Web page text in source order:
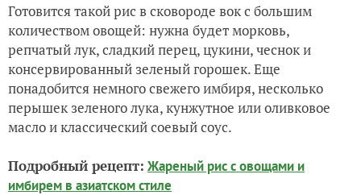
Готовится такой рис в сковороде вок с большим
количеством овощей: нужна будет морковь,
репчатый лук, сладкий перец, цукини, чеснок и
консервированный зеленый горошек. Еще
понадобится немного свежего имбиря, несколько
перышек зеленого лука, кунжутное или оливковое
масло и классический соевый соус.
Подробный рецепт: Жареный рис с овощами и
имбирем в азиатском стиле